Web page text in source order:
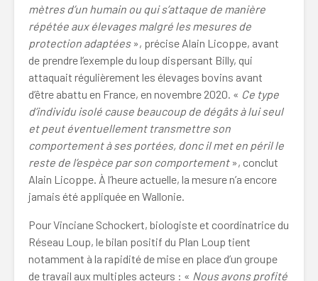
mètres d’un humain ou qui s’attaque de manière
répétée aux élevages malgré les mesures de
protection adaptées», précise Alain Licoppe, avant
de prendre l’exemple du loup dispersant Billy, qui
attaquait régulièrement les élevages bovins avant
d’être abattu en France, en novembre 2020. « Ce type
d’individu isolé cause beaucoup de dégâts à lui seul
et peut éventuellement transmettre son
comportement à ses portées, donc il met en péril le
reste de l’espèce par son comportement», conclut
Alain Licoppe. À l’heure actuelle, la mesure n’a encore
jamais été appliquée en Wallonie.
Pour Vinciane Schockert, biologiste et coordinatrice du
Réseau Loup, le bilan positif du Plan Loup tient
notamment à la rapidité de mise en place d’un groupe
de travail aux multiples acteurs : « Nous avons profité